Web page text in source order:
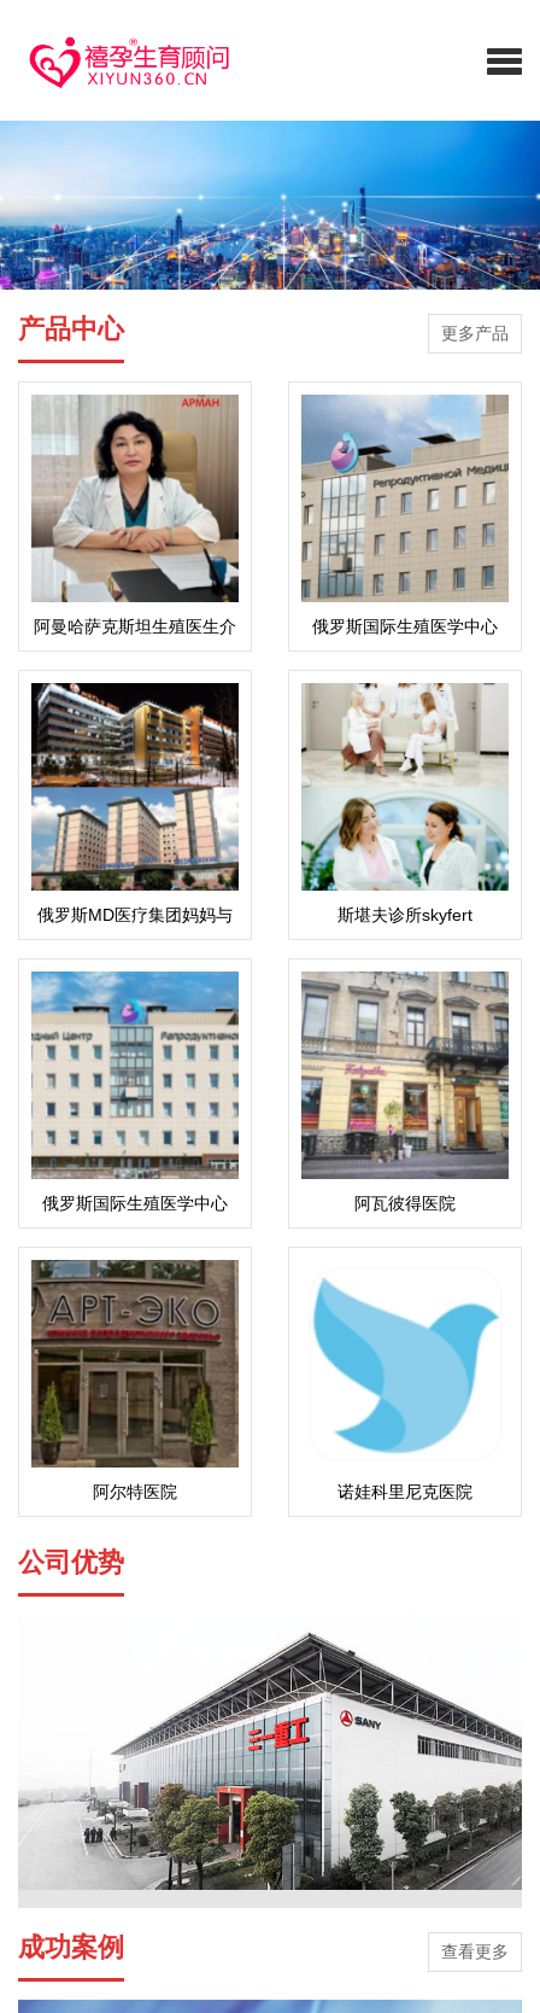
产品中心 更多产品
阿曼哈萨克斯坦生殖医生介
绍：科潘巴斯科娃·拉伊哈
恩·乌斯塔巴耶夫娜
俄罗斯国际生殖医学中心
(ICRM)
俄罗斯MD医疗集团妈妈与
孩子
斯堪夫诊所skyfert
俄罗斯国际生殖医学中心
(ICRM)
阿瓦彼得医院
阿尔特医院 诺娃科里尼克医院
公司优势
成功案例 查看更多